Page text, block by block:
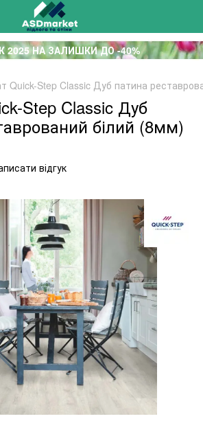
НА ЗАЛИШКИ ДО -40%
Quick-Step Classic Дуб патина
Step Classic Дуб
білий (8мм)
відгук